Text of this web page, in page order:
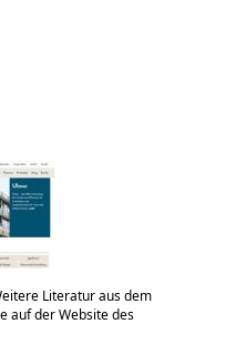
Literatur aus dem
auf der Website des